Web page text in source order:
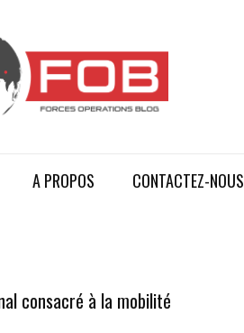
A PROPOS CONTACTEZ-NOUS
consacré à la mobilité